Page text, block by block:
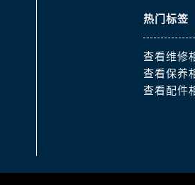
热门标签
查看维修
查看保养
查看配件